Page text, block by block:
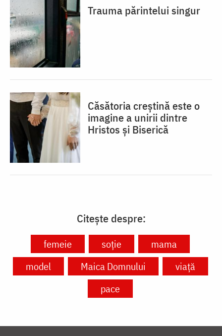
Trauma părintelui singur
Căsătoria creștină este o
imagine a unirii dintre
Hristos și Biserică
Citește despre:
femeie soție
mama
model
Maica Domnului
viață
pace